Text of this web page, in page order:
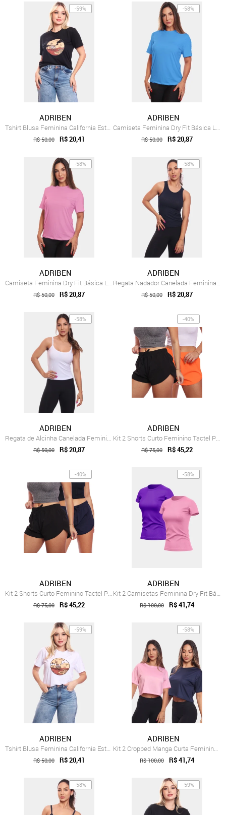
-59%
ADRIBEN
Tshirt Blusa Feminina California Estampa...
R$ 50,00 R$ 20,41
-58%
ADRIBEN
Camiseta Feminina Dry Fit Básica Lisa Pr...
R$ 50,00 R$ 20,87
-58%
ADRIBEN
Camiseta Feminina Dry Fit Básica Lisa Pr...
R$ 50,00 R$ 20,87
-58%
ADRIBEN
Regata Nadador Canelada Feminina Lisa Bl...
R$ 50,00 R$ 20,87
-58%
ADRIBEN
Regata de Alcinha Canelada Feminina Lisa...
R$ 50,00 R$ 20,87
-40%
ADRIBEN
Kit 2 Shorts Curto Feminino Tactel Praia...
R$ 75,00 R$ 45,22
-40%
ADRIBEN
Kit 2 Shorts Curto Feminino Tactel Praia...
R$ 75,00 R$ 45,22
-58%
ADRIBEN
Kit 2 Camisetas Feminina Dry Fit Básica ...
R$ 100,00 R$ 41,74
-59%
ADRIBEN
Tshirt Blusa Feminina California Estampa...
R$ 50,00 R$ 20,41
-58%
ADRIBEN
Kit 2 Cropped Manga Curta Feminino Dry P...
R$ 100,00 R$ 41,74
-58% -59%